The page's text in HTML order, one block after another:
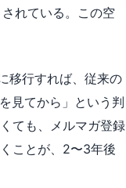
れている。この空
移行すれば、従来の
見てから」という判
ても、メルマガ登録
ことが、2〜3年後